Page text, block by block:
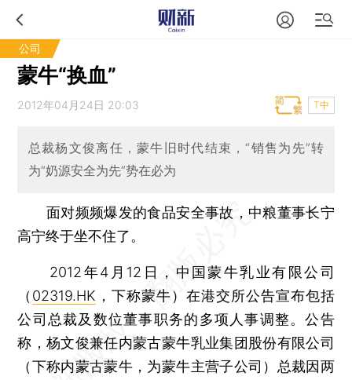
公司
蒙牛“换血”
2012年04月24日 20:03 T中
总裁杨文俊离任，蒙牛旧时代结束，“销售为先”转
为“奶源安全为先”势在必为
面对频频爆发的食品安全事故，中粮董事长宁
高宁终于坐不住了。
2012年4月12日，中国蒙牛乳业有限公司
（ 02319.HK ，下称蒙牛）在港交所公告宣布包括
公司总裁及数位董事职务的多项人事调整。公告
称，杨文俊兼任内蒙古蒙牛乳业集团股份有限公司
（下称内蒙古蒙牛，为蒙牛主营子公司）总裁因两